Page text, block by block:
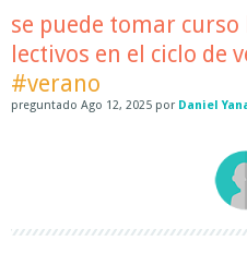
se puede tomar
lectivos en el ciclo de
#verano
preguntado Ago 12, 2025 por Daniel